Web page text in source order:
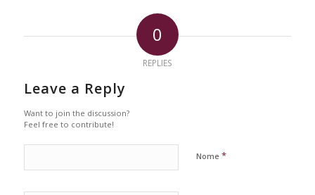
0
REPLIES
Leave a Reply
Want to join the discussion?
Feel free to contribute!
Nome *